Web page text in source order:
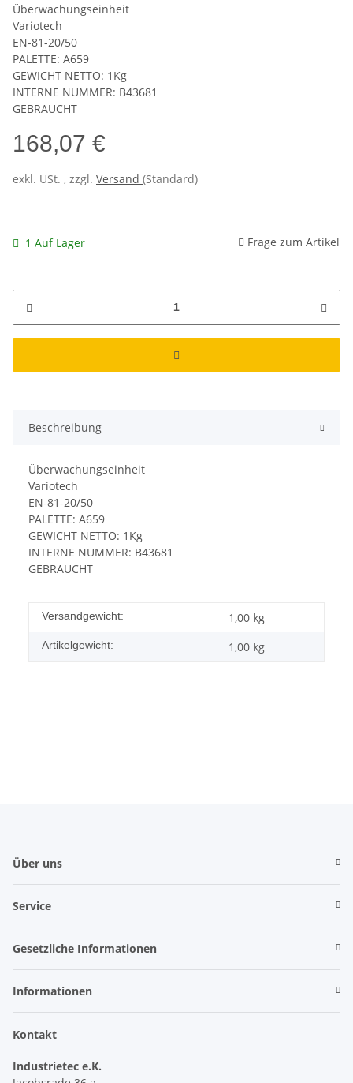
Überwachungseinheit
Variotech
EN-81-20/50
PALETTE: A659
GEWICHT NETTO: 1Kg
INTERNE NUMMER: B43681
GEBRAUCHT
168,07 €
exkl. USt. , zzgl. Versand (Standard)
1 Auf Lager Frage zum Artikel
Beschreibung
Überwachungseinheit
Variotech
EN-81-20/50
PALETTE: A659
GEWICHT NETTO: 1Kg
INTERNE NUMMER: B43681
GEBRAUCHT
Versandgewicht: 1,00 kg
Artikelgewicht: 1,00 kg
Über uns
Service
Gesetzliche Informationen
Informationen
Kontakt
Industrietec e.K.